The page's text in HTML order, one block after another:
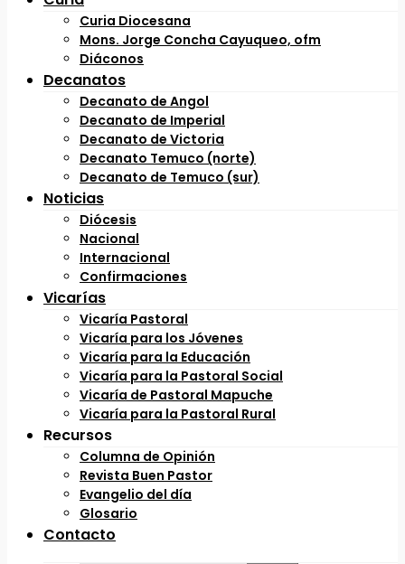
Curia Diocesana
Mons. Jorge Concha Cayuqueo, ofm
Diáconos
Decanatos
Decanato de Angol
Decanato de Imperial
Decanato de Victoria
Decanato Temuco (norte)
Decanato de Temuco (sur)
Noticias
Diócesis
Nacional
Internacional
Confirmaciones
Vicarías
Vicaría Pastoral
Vicaría para los Jóvenes
Vicaría para la Educación
Vicaría para la Pastoral Social
Vicaría de Pastoral Mapuche
Vicaría para la Pastoral Rural
Recursos
Columna de Opinión
Revista Buen Pastor
Evangelio del día
Glosario
Contacto